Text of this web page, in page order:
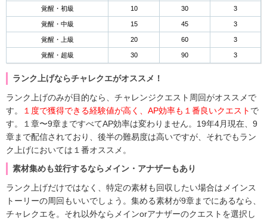
覚醒・初級 10 30 3
覚醒・中級 15 45 3
覚醒・上級 20 60 3
覚醒・超級 30 90 3
ランク上げならチャレクエがオススメ！
ランク上げのみが目的なら、チャレンジクエスト周回がオススメで
す。
１度で獲得できる経験値が高く、AP効率も１番良いクエスト で
す。１章〜9章まですべてAP効率は変わりません。19年4月現在、9
章まで配信されており、後半の難易度は高いですが、それでもラン
ク上げにおいては１番オススメ。
素材集めも並行するならメイン・アナザーもあり
ランク上げだけではなく、特定の素材も回収したい場合はメインス
トーリーの周回もいいでしょう。集める素材が9章までにあるなら、
チャレクエを。それ以外ならメインorアナザーのクエストを選択し